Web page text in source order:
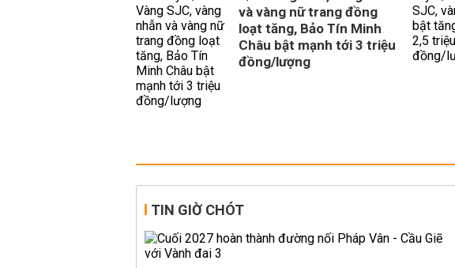
và vàng nữ trang đồng
loạt tăng, Bảo Tín Minh
Châu bật mạnh tới 3 triệu
đồng/lượng
TIN GIỜ CHÓT